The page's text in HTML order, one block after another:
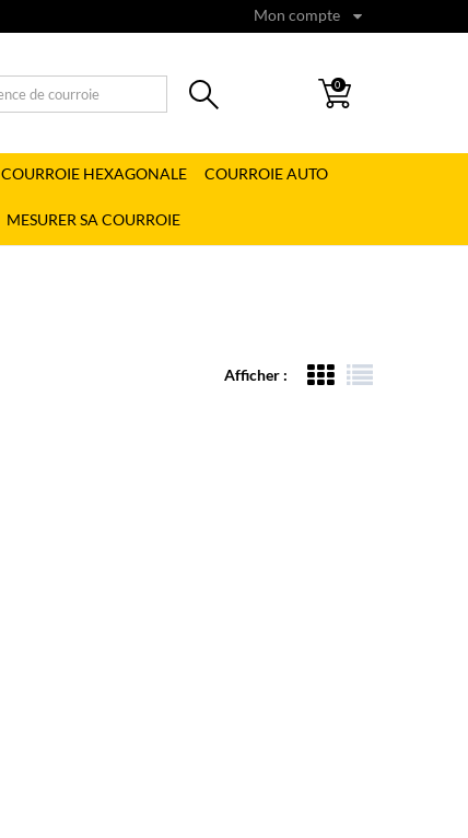
Mon compte
0
COURROIE HEXAGONALE COURROIE AUTO
MESURER SA COURROIE
Afficher :